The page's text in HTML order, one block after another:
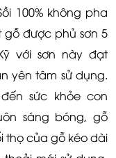
100% không pha
được phủ sơn 5
với sơn này đạt
yên tâm sử dụng.
sức khỏe con
sáng bóng, gỗ
thọ của gỗ kéo dài